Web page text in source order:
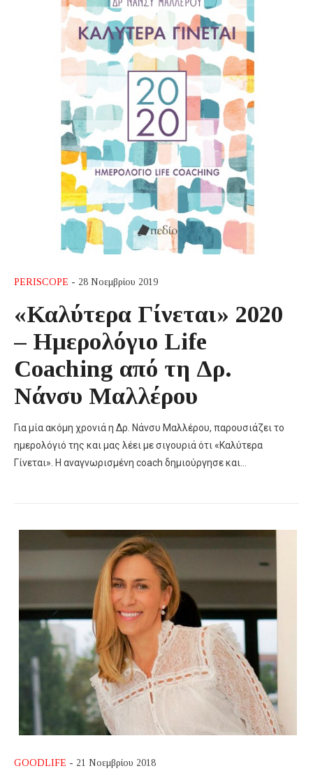
PERISCOPE - 28 Νοεμβρίου 2019
«Καλύτερα Γίνεται» 2020
– Ημερολόγιο Life
Coaching από τη Δρ.
Νάνσυ Μαλλέρου
Για μία ακόμη χρονιά η Δρ. Νάνσυ Μαλλέρου, παρουσιάζει το
ημερολόγιό της και μας λέει με σιγουριά ότι «Καλύτερα
Γίνεται». Η αναγνωρισμένη coach δημιούργησε και…
GOODLIFE - 21 Νοεμβρίου 2018